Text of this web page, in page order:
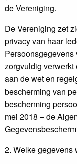
de Vereniging.
De Vereniging zet
privacy van haar
zorgvuldig
aan de wet en
bescherming van
bescherming
mei 2018 – de
2. Welke gegevens